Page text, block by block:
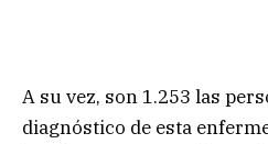
A su vez, son 1.253 las
diagnóstico de esta